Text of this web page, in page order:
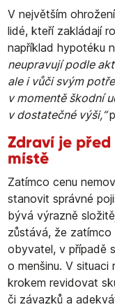
V největším
lidé, kteří zakládají
například hypotéku
neupravují podle
ale i vůči svým
v momentě škodní
v dostatečné výši,“
Zdraví je
místě
Zatímco cenu
stanovit správné
bývá výrazně
zůstává, že
obyvatel, v případě
o menšinu. V
krokem revidovat
či závazků a